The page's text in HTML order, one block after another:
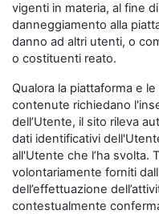
vigenti in materia, al fine
danneggiamento alla
danno ad altri utenti, o
o costituenti reato.
Qualora la piattaforma e
contenute richiedano
dell’Utente, il sito rileva
dati identificativi
all'Utente che l’ha svolta.
volontariamente forniti
dell’effettuazione
contestualmente